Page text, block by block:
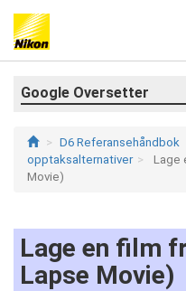
Google Oversetter
D6 Referansehåndbok
opptaksalternativer
Lage
Movie)
Lage en film
Lapse Movie)